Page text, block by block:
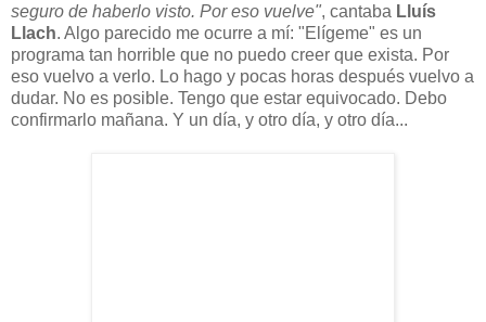
seguro de haberlo visto. Por eso vuelve", cantaba Lluís
Llach. Algo parecido me ocurre a mí: "Elígeme" es un
programa tan horrible que no puedo creer que exista. Por
eso vuelvo a verlo. Lo hago y pocas horas después vuelvo a
dudar. No es posible. Tengo que estar equivocado. Debo
confirmarlo mañana. Y un día, y otro día, y otro día...